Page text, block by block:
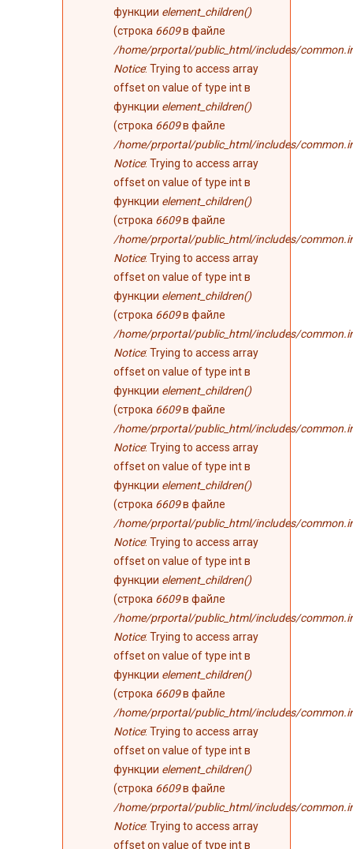
функции element_children()
(строка 6609в файле
/home/prportal/public_html/includes/
Notice: Trying to access array
offset on value of type int в
функции element_children()
(строка 6609в файле
/home/prportal/public_html/includes/
Notice: Trying to access array
offset on value of type int в
функции element_children()
(строка 6609в файле
/home/prportal/public_html/includes/
Notice: Trying to access array
offset on value of type int в
функции element_children()
(строка 6609в файле
/home/prportal/public_html/includes/
Notice: Trying to access array
offset on value of type int в
функции element_children()
(строка 6609в файле
/home/prportal/public_html/includes/
Notice: Trying to access array
offset on value of type int в
функции element_children()
(строка 6609в файле
/home/prportal/public_html/includes/
Notice: Trying to access array
offset on value of type int в
функции element_children()
(строка 6609в файле
/home/prportal/public_html/includes/
Notice: Trying to access array
offset on value of type int в
функции element_children()
(строка 6609в файле
/home/prportal/public_html/includes/
Notice: Trying to access array
offset on value of type int в
функции element_children()
(строка 6609в файле
/home/prportal/public_html/includes/
Notice: Trying to access array
offset on value of type int в